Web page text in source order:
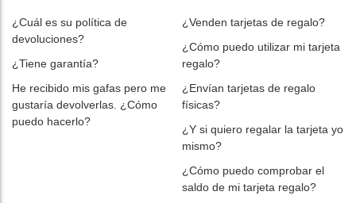
¿Cuál es su política de
devoluciones?
¿Tiene garantía?
He recibido mis gafas pero me
gustaría devolverlas. ¿Cómo
puedo hacerlo?
¿Venden tarjetas de regalo?
¿Cómo puedo utilizar mi tarjeta
regalo?
¿Envían tarjetas de regalo
físicas?
¿Y si quiero regalar la tarjeta yo
mismo?
¿Cómo puedo comprobar el
saldo de mi tarjeta regalo?